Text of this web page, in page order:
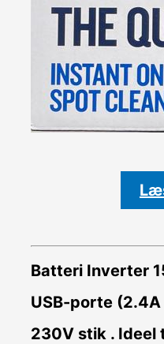
Batteri Inverter
USB-porte
230V stik . Ideel